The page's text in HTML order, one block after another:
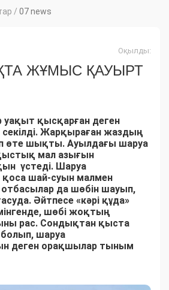
/ 07 news
Оқылды:
ЖҰМЫС ҚАУЫРТ
уақыт қысқарған деген
секілді. Жарқыраған жаздың
өте шықты. Ауылдағы шаруа
мал азығын
үстеді. Шаруа
шай-суын малмен
да шөбін шауып,
Әйтпесе «кәрі құда»
шөбі жоқтың
рас. Сондықтан қыста
шаруа
деген орақшылар тыным